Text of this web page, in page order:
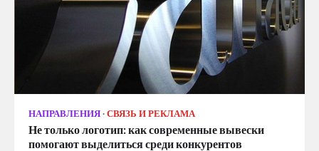
НАПРАВЛЕНИЯ СВЯЗЬ И РЕКЛАМА
Не только логотип: как современные вывески
помогают выделиться среди конкурентов